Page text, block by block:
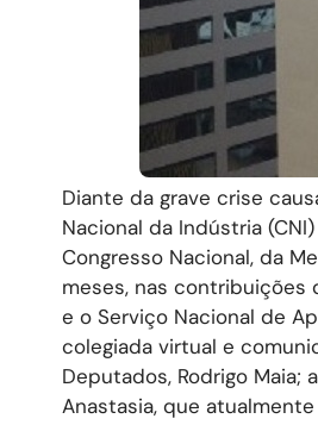
Diante da grave crise
Nacional da Indústria
Congresso Nacional, da
meses, nas contribuições
e o Serviço Nacional de
colegiada virtual e
Deputados, Rodrigo
Anastasia, que